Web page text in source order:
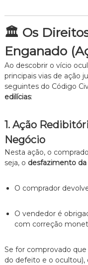
🏛️ Os
Enganado
Ao descobrir o vício
principais vias de ação
seguintes do Código
edilícias:
1. Ação
Negócio
Nesta ação, o
seja, o desfazimento
O comprador
O vendedor é
com correção
Se for comprovado
do defeito e o